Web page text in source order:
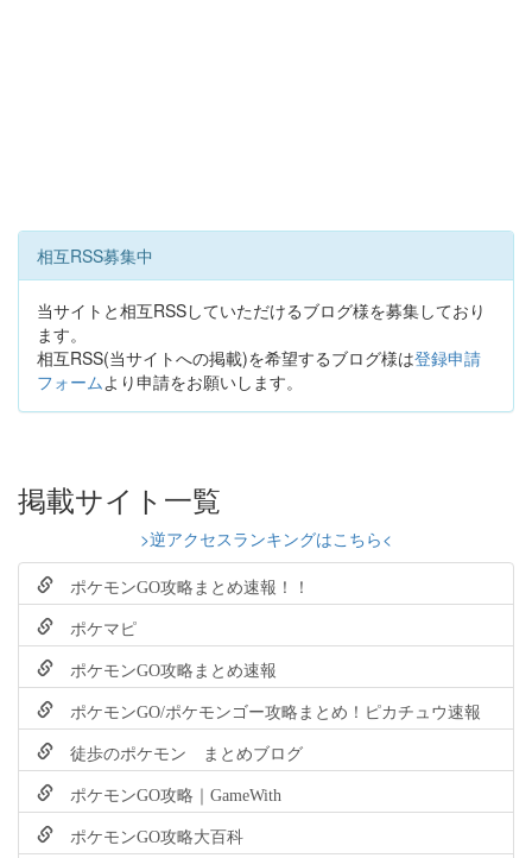
相互RSS募集中
当サイトと相互RSSしていただけるブログ様を募集しており
ます。
相互RSS(当サイトへの掲載)を希望するブログ様は登録申請
フォームより申請をお願いします。
掲載サイト一覧
>逆アクセスランキングはこちら<
ポケモンGO攻略まとめ速報！！
ポケマピ
ポケモンGO攻略まとめ速報
ポケモンGO/ポケモンゴー攻略まとめ！ピカチュウ速報
徒歩のポケモン まとめブログ
ポケモンGO攻略｜GameWith
ポケモンGO攻略大百科